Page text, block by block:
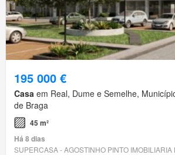
195 000 €
Casa em Real, Dume e Semelhe,
de Braga
45 m²
Há 8 dias
SUPERCASA - AGOSTINHO PINTO IMOBILIARIA